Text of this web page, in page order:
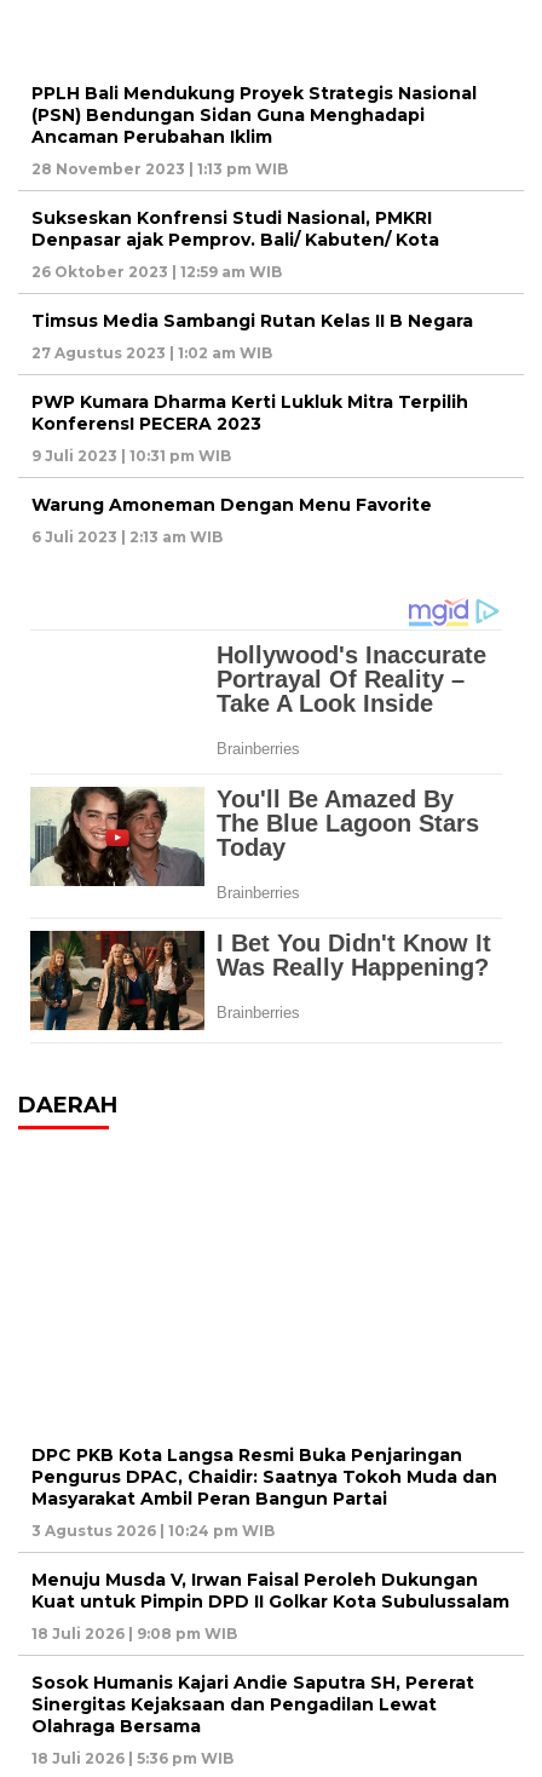
PPLH Bali Mendukung Proyek Strategis Nasional
(PSN) Bendungan Sidan Guna Menghadapi
Ancaman Perubahan Iklim
28 November 2023 | 1:13 pm WIB
Sukseskan Konfrensi Studi Nasional, PMKRI
Denpasar ajak Pemprov. Bali/ Kabuten/ Kota
26 Oktober 2023 | 12:59 am WIB
Timsus Media Sambangi Rutan Kelas II B Negara
27 Agustus 2023 | 1:02 am WIB
PWP Kumara Dharma Kerti Lukluk Mitra Terpilih
KonferensI PECERA 2023
9 Juli 2023 | 10:31 pm WIB
Warung Amoneman Dengan Menu Favorite
6 Juli 2023 | 2:13 am WIB
DAERAH
DPC PKB Kota Langsa Resmi Buka Penjaringan
Pengurus DPAC, Chaidir: Saatnya Tokoh Muda dan
Masyarakat Ambil Peran Bangun Partai
3 Agustus 2026 | 10:24 pm WIB
Menuju Musda V, Irwan Faisal Peroleh Dukungan
Kuat untuk Pimpin DPD II Golkar Kota Subulussalam
18 Juli 2026 | 9:08 pm WIB
Sosok Humanis Kajari Andie Saputra SH, Pererat
Sinergitas Kejaksaan dan Pengadilan Lewat
Olahraga Bersama
18 Juli 2026 | 5:36 pm WIB